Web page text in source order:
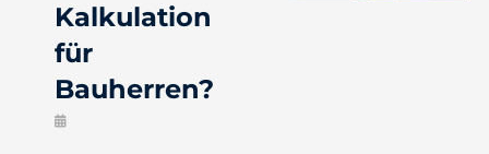
Kalkulation
für
Bauherren?